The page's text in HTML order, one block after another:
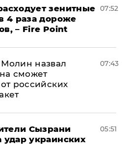
зенитные
4 раза дороже
– Fire Point
07:52
назвал
сможет
российских
07:43
Сызрани
удар украинских
05:51